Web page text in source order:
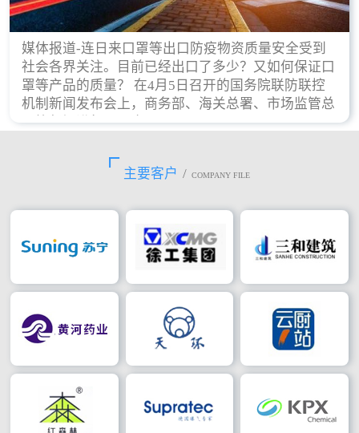
媒体报道-连日来口罩等出口防疫物资质量安全受到
社会各界关注。目前已经出口了多少？又如何保证口
罩等产品的质量？ 在4月5日召开的国务院联防联控
机制新闻发布会上，商务部、海关总署、市场监管总
局等部门进行了回应。
主要客户 / COMPANY FILE